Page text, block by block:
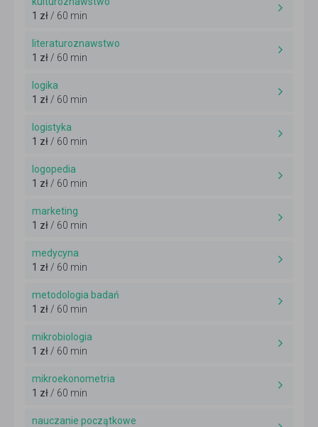
1 zł / 60 min
literaturoznawstwo
1 zł / 60 min
logika
1 zł / 60 min
logistyka
1 zł / 60 min
logopedia
1 zł / 60 min
marketing
1 zł / 60 min
medycyna
1 zł / 60 min
metodologia badań
1 zł / 60 min
mikrobiologia
1 zł / 60 min
mikroekonometria
1 zł / 60 min
nauczanie początkowe